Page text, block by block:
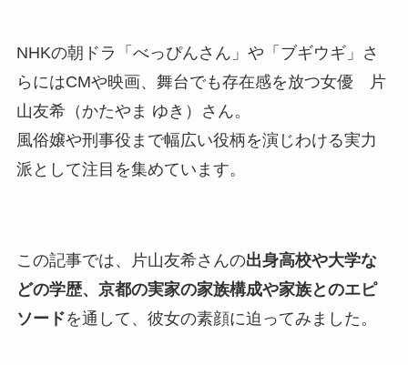
NHKの朝ドラ「べっぴんさん」や「ブギウギ」さ
らにはCMや映画、舞台でも存在感を放つ女優 片
山友希（かたやま ゆき）さん。
風俗嬢や刑事役まで幅広い役柄を演じわける実力
派として注目を集めています。
この記事では、片山友希さんの出身高校や大学な
どの学歴、京都の実家の家族構成や家族とのエピ
ソードを通して、彼女の素顔に迫ってみました。